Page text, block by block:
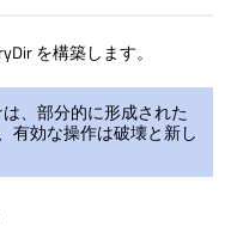
を構築します。
は、部分的に形成された
有効な操作は破壊と新し